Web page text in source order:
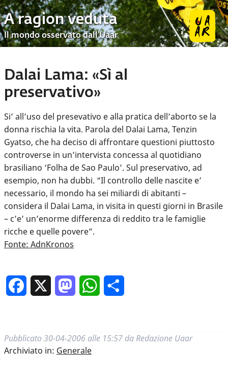
A ragion veduta
Il mondo osservato dall’Uaar
Dalai Lama: «Sì al
preservativo»
Si’ all’uso del presevativo e alla pratica dell’aborto se la
donna rischia la vita. Parola del Dalai Lama, Tenzin
Gyatso, che ha deciso di affrontare questioni piuttosto
controverse in un’intervista concessa al quotidiano
brasiliano ‘Folha de Sao Paulo’. Sul preservativo, ad
esempio, non ha dubbi. “Il controllo delle nascite e’
necessario, il mondo ha sei miliardi di abitanti –
considera il Dalai Lama, in visita in questi giorni in Brasile
– c’e’ un’enorme differenza di reddito tra le famiglie
ricche e quelle povere”.
Fonte: AdnKronos
Facebook MastodonWhatsApp
Pubblicato 30-04-2006 alle 15:57 da Redazione Uaar
Archiviato in: Generale